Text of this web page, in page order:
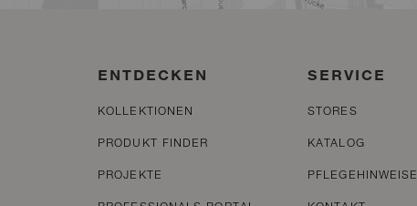
ENTDECKEN
KOLLEKTIONEN
PRODUKT FINDER
PROJEKTE
SERVICE
STORES
KATALOG
PFLEGEHINWEISE